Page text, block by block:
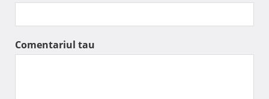
Comentariul tau